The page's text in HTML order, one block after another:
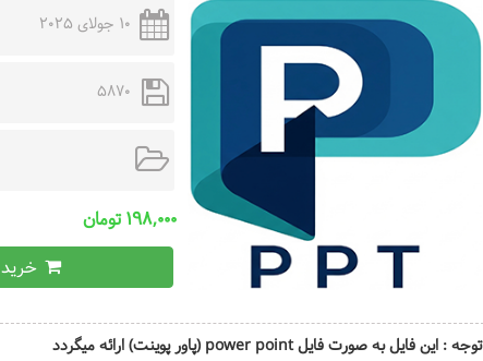
10 جولای 2025
5870
۱۹۸,۰۰۰ تومان
خرید
توجه : این فایل به صورت فایل power point (پاور پوینت) ارائه میگردد